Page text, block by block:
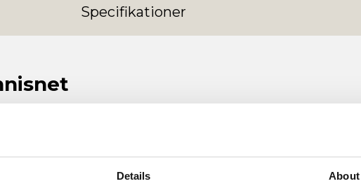
Details About
Specifikationer
alsidigt net fra det anerkendte italienske mærke Garlando,
to kraftige klips på hver side, så nettet sidder stabilt under spil.
ikke leveres med net. Materialerne er valgt for at give